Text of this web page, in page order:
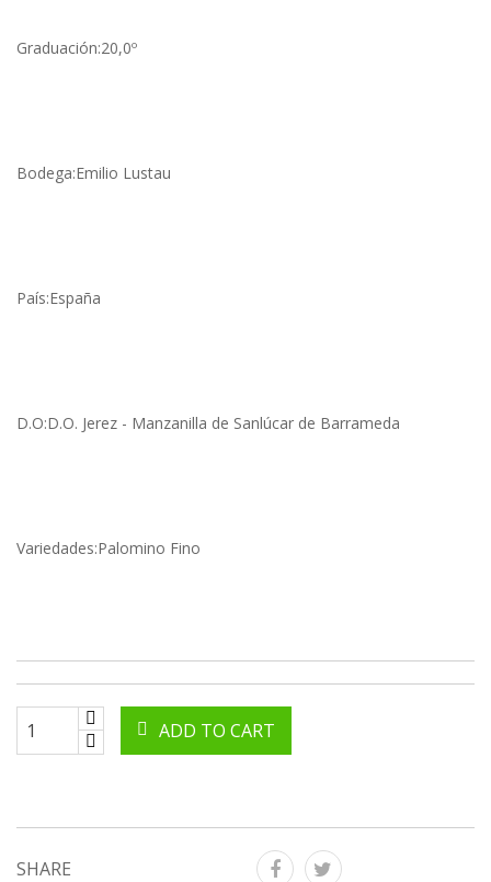
Graduación:20,0º
Bodega:Emilio Lustau
País:España
D.O:D.O. Jerez - Manzanilla de Sanlúcar de Barrameda
Variedades:Palomino Fino
ADD TO CART
SHARE